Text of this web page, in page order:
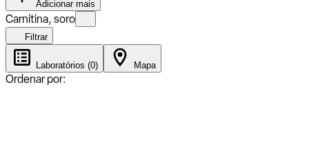
Adicionar mais
Carnitina, soro
Filtrar
Laboratórios (0) Mapa
Ordenar por: